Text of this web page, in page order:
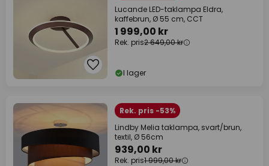
Lucande LED-taklampa Eldra,
kaffebrun, Ø 55 cm, CCT
1 999,00 kr
Rek. pris2 649,00 kr
I lager
Rek. pris -53%
Lindby Melia taklampa, svart/brun,
textil, Ø 56cm
939,00 kr
Rek. pris1 999,00 kr